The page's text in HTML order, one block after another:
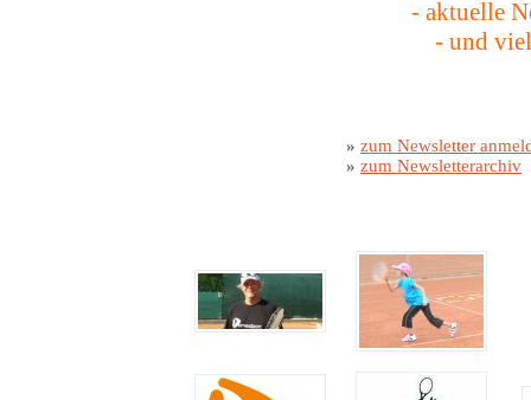
- aktuelle
- und
» zum Newsletter
» zum Newsletterarchiv